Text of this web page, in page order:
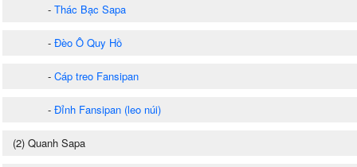
- Thác Bạc Sapa
- Đèo Ô Quy Hồ
- Cáp treo Fansipan
- Đỉnh Fansipan (leo núi)
(2) Quanh Sapa